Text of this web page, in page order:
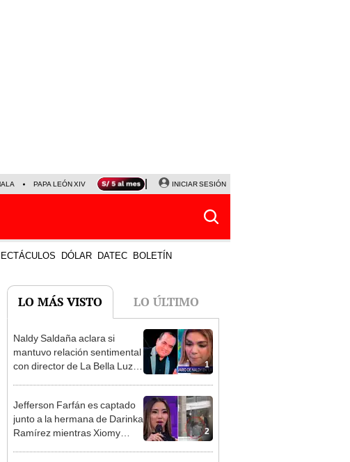
PAPA LEÓN XIV NALDY SALDAÑA LA BELLA LUZ
INICIAR SESIÓN
DÓLAR DATEC BOLETÍN
LO MÁS VISTO LO ÚLTIMO
1
Naldy Saldaña aclara si
mantuvo relación sentimental
con director de La Bella Luz
bajo”
2
Jefferson Farfán es captado
junto a la hermana de Darinka
Ramírez mientras Xiomy